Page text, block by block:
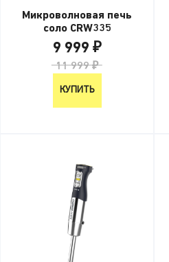
Микроволновая печь
соло CRW335
9 999 ₽
11 999 ₽
КУПИТЬ